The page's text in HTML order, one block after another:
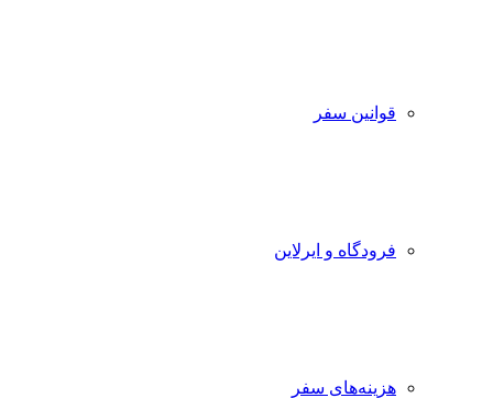
قوانین سفر
فرودگاه و ایرلاین
هزینه‌های سفر